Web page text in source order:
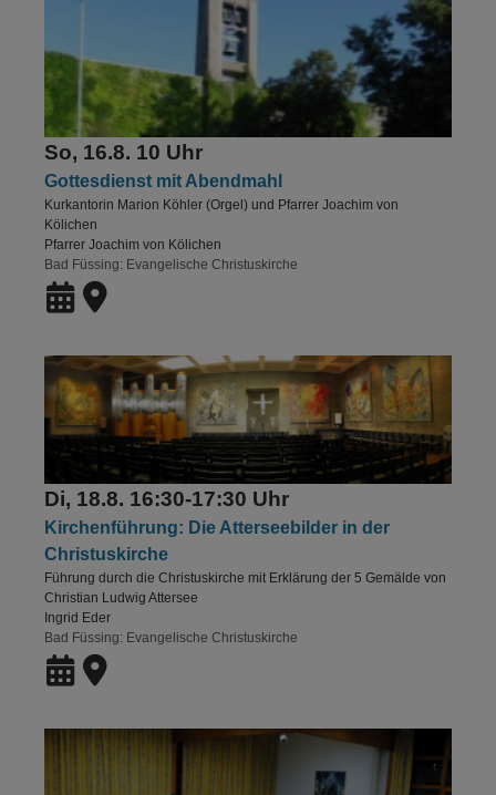
So, 16.8. 10 Uhr
Gottesdienst mit Abendmahl
Kurkantorin Marion Köhler (Orgel) und Pfarrer Joachim von
Kölichen
Pfarrer Joachim von Kölichen
Bad Füssing
Evangelische Christuskirche
Di, 18.8. 16:30-17:30 Uhr
Kirchenführung: Die Atterseebilder in der
Christuskirche
Führung durch die Christuskirche mit Erklärung der 5 Gemälde von
Christian Ludwig Attersee
Ingrid Eder
Bad Füssing Evangelische Christuskirche